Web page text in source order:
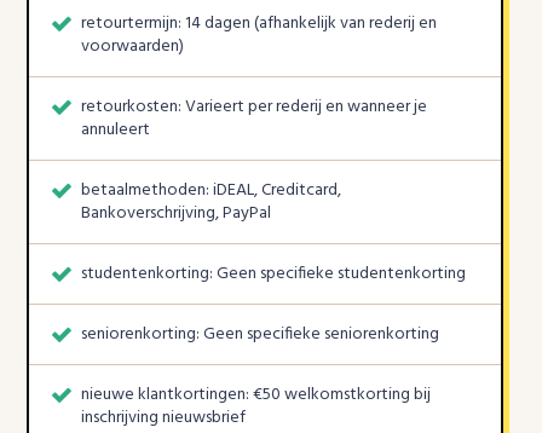
retourtermijn: 14 dagen (afhankelijk van rederij en
voorwaarden)
retourkosten: Varieert per rederij en wanneer je
annuleert
betaalmethoden: iDEAL, Creditcard,
Bankoverschrijving, PayPal
studentenkorting: Geen specifieke studentenkorting
seniorenkorting: Geen specifieke seniorenkorting
nieuwe klantkortingen: €50 welkomstkorting bij
inschrijving nieuwsbrief